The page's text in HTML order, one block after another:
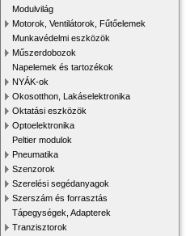
Modulvilág
Motorok, Ventilátorok, Fűtőelemek
Munkavédelmi eszközök
Műszerdobozok
Napelemek és tartozékok
NYÁK-ok
Okosotthon, Lakáselektronika
Oktatási eszközök
Optoelektronika
Peltier modulok
Pneumatika
Szenzorok
Szerelési segédanyagok
Szerszám és forrasztás
Tápegységek, Adapterek
Tranzisztorok